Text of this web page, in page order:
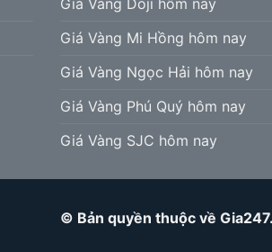
Giá Vàng Doji hôm nay
Giá Vàng Mi Hồng hôm nay
Giá Vàng Ngọc Hải hôm nay
Giá Vàng Phú Quý hôm nay
Giá Vàng SJC hôm nay
© Bản quyền thuộc về